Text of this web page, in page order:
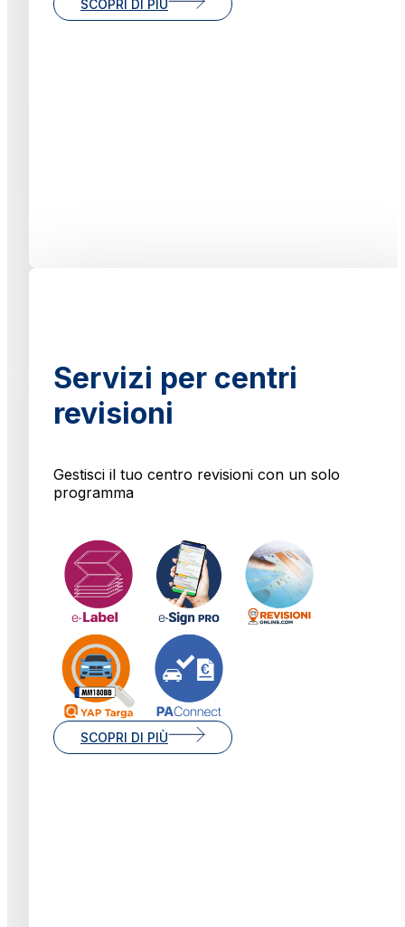
SCOPRI DI PIÙ
Servizi per centri
revisioni
Gestisci il tuo centro revisioni con un solo
programma
SCOPRI DI PIÙ